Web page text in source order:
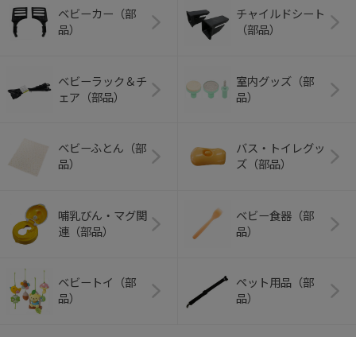
ベビーカー（部
品）
チャイルドシート
（部品）
ベビーラック＆チ
ェア（部品）
室内グッズ（部
品）
ベビーふとん（部
品）
バス・トイレグッ
ズ（部品）
哺乳びん・マグ関
連（部品）
ベビー食器（部
品）
ベビートイ（部
品）
ペット用品（部
品）